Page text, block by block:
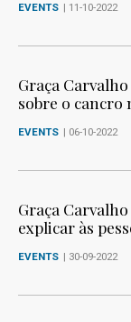
EVENTS | 11-10-2022
Graça
sobre o cancro
EVENTS | 06-10-2022
Graça
explicar às
EVENTS | 30-09-2022